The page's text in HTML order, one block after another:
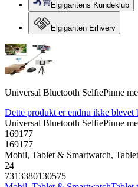
Elgigantens Kundeklub
Elgiganten Erhverv
Universal Bluetooth SelfiePinne
Dette produkt er endnu ikke blevet
Universal Bluetooth SelfiePinne
169177
169177
Mobil, Tablet & Smartwatch,
24
7313380130575